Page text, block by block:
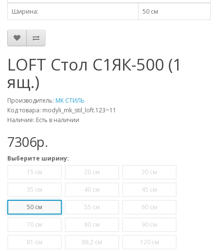
Ширина: 50 см
LOFT Стол С1ЯК-500 (1
ящ.)
Производитель: МК СТИЛЬ
Код товара: modyli_mk_stil_loft.123~11
Наличие: Есть в наличии
7306p.
Выберите ширину:
15 см
20 см 30 см
35 см 40 см 45 см
50 см 55 см 60 см
70 см 80 см 90 см
81 см 88,2 см 120 см